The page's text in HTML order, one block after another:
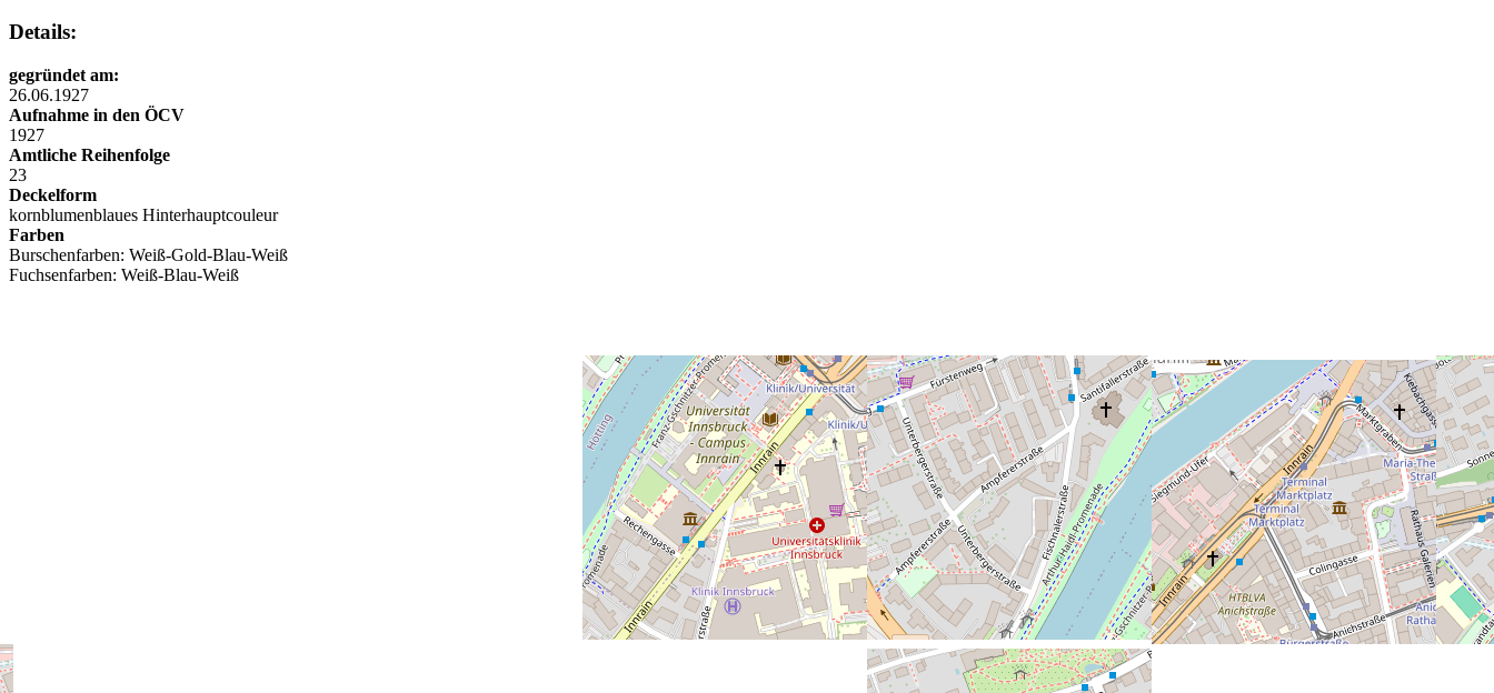
Details:
gegründet am:
26.06.1927
Aufnahme in den ÖCV
1927
Amtliche Reihenfolge
23
Deckelform
kornblumenblaues Hinterhauptcouleur
Farben
Burschenfarben: Weiß-Gold-Blau-Weiß
Fuchsenfarben: Weiß-Blau-Weiß